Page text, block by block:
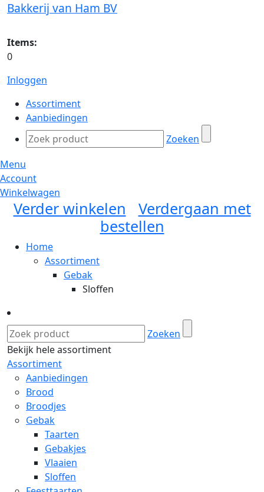
Bakkerij van Ham BV
Items:
0
Inloggen
Assortiment
Aanbiedingen
Zoeken
Menu
Account
Winkelwagen
Verder winkelen
Verdergaan met
bestellen
Home
Assortiment
Gebak
Sloffen
Zoeken
Bekijk hele assortiment
Assortiment
Aanbiedingen
Brood
Broodjes
Gebak
Taarten
Gebakjes
Vlaaien
Sloffen